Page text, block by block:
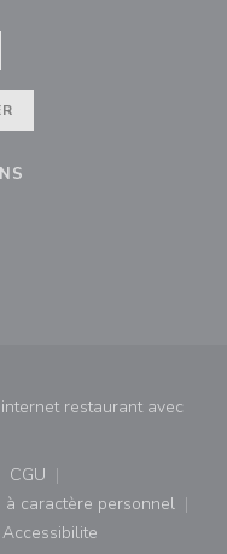
((ouvre une nouvelle
((ouvre une
restaurant avec
une nouvelle fenêtre))
nouvelle fenêtre))
CGU
((ouvre une nouvelle
à caractère personnel
une nouvelle fenêtre))
fenêtre))
Accessibilite
((ouvre une nouvelle